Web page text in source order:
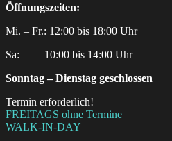
Öffnungszeiten:
Mi. – Fr.: 12:00 bis 18:00 Uhr
Sa:‎ ‎ ‎ ‎ ‎ ‎ ‎ ‎ ‎ 10:00 bis 14:00 Uhr
Sonntag – Dienstag geschlossen
Termin erforderlich!
FREITAGS ohne Termine
WALK-IN-DAY